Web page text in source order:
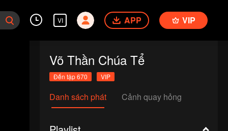
VI APP VIP
Võ Thần Chúa Tể
Đến tập 670 VIP
Danh sách phát Cảnh quay hỏng